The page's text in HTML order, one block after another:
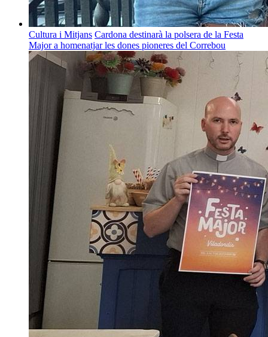
Cultura i Mitjans Cardona destinarà la polsera de la Festa
Major a homenatjar les dones pioneres del Correbou